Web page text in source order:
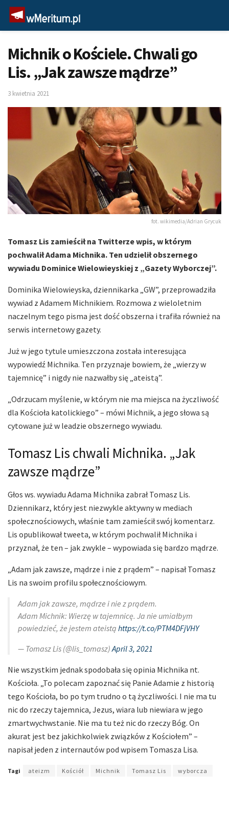
Michnik o Kościele. Chwali go
Lis. „Jak zawsze mądrze”
3 kwietnia 2021
fot. wikimedia/Adrian Grycuk
Tomasz Lis zamieścił na Twitterze wpis, w którym
pochwalił Adama Michnika. Ten udzielił obszernego
wywiadu Dominice Wielowieyskiej z „Gazety Wyborczej”.
Dominika Wielowieyska, dziennikarka „GW”, przeprowadziła
wywiad z Adamem Michnikiem. Rozmowa z wieloletnim
naczelnym tego pisma jest dość obszerna i trafiła również na
serwis internetowy gazety.
Już w jego tytule umieszczona została interesująca
wypowiedź Michnika. Ten przyznaje bowiem, że „wierzy w
tajemnicę” i nigdy nie nazwałby się „ateistą”.
„Odrzucam myślenie, w którym nie ma miejsca na życzliwość
dla Kościoła katolickiego” – mówi Michnik, a jego słowa są
cytowane już w leadzie obszernego wywiadu.
Tomasz Lis chwali Michnika. „Jak
zawsze mądrze”
Głos ws. wywiadu Adama Michnika zabrał Tomasz Lis.
Dziennikarz, który jest niezwykle aktywny w mediach
społecznościowych, właśnie tam zamieścił swój komentarz.
Lis opublikował tweeta, w którym pochwalił Michnika i
przyznał, że ten – jak zwykle – wypowiada się bardzo mądrze.
„Adam jak zawsze, mądrze i nie z prądem” – napisał Tomasz
Lis na swoim profilu społecznościowym.
Adam jak zawsze, mądrze i nie z prądem.
Adam Michnik: Wierzę w tajemnicę. Ja nie umiałbym
powiedzieć, że jestem ateistą https://t.co/PTM4DFjVHY
— Tomasz Lis (@lis_tomasz)April 3, 2021
Nie wszystkim jednak spodobała się opinia Michnika nt.
Kościoła. „To polecam zapoznać się Panie Adamie z historią
tego Kościoła, bo po tym trudno o tą życzliwości. I nie ma tu
nic do rzeczy tajemnica, Jezus, wiara lub niewiara w jego
zmartwychwstanie. Nie ma tu też nic do rzeczy Bóg. On
akurat jest bez jakichkolwiek związków z Kościołem” –
napisał jeden z internautów pod wpisem Tomasza Lisa.
Tagi ateizm Kościół Michnik Tomasz Lis wyborcza